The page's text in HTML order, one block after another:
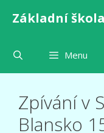
Základní
Menu
Zpívání v
Blansko